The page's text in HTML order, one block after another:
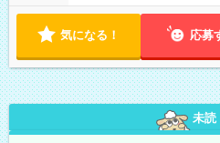
気になる！ 応募
未読